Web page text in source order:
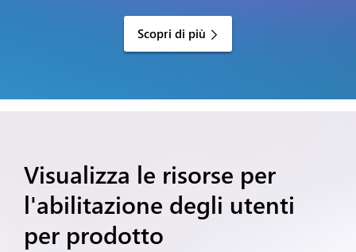
Scopri di più
Visualizza le risorse per
l'abilitazione degli utenti
per prodotto